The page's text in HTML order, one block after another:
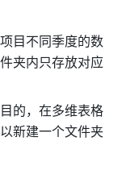
目不同季度的数
夹内只存放对应
的，在多维表格
新建一个文件夹